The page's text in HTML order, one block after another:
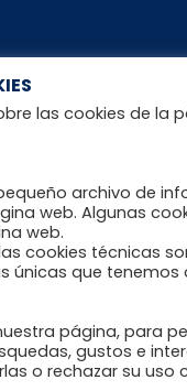
Contacto
ESPAÑA
las cookies de la
archivo de
web. Algunas
web.
cookies técnicas
únicas que
página, para
gustos e
o rechazar su uso